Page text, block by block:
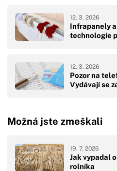
Infrapanely
technologie
12. 3. 2026
Pozor na
Vydávají se
12. 3. 2026
Možná jste zmeškali
Jak vypadal
rolníka
19. 7. 2026